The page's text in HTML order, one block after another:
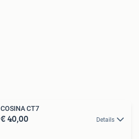
COSINA CT7
€ 40,00 Details